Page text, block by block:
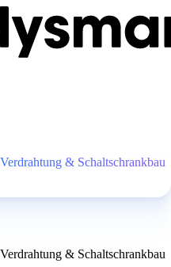
& Schaltschrankbau
& Schaltschrankbau